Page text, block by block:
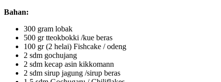
Bahan:
300 gram lobak
500 gr tteokbokki /kue beras
100 gr (2 helai) Fishcake / odeng
2 sdm gochujang
2 sdm kecap asin kikkomann
2 sdm sirup jagung /sirup beras